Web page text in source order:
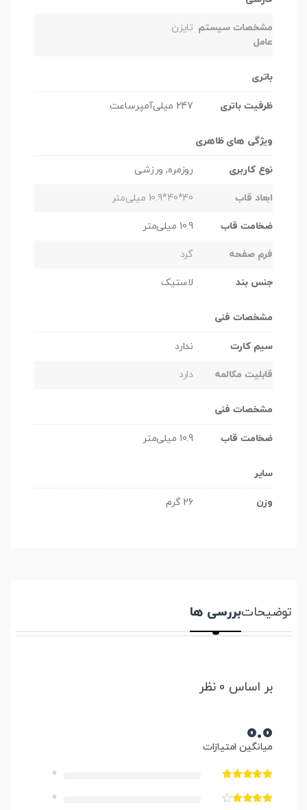
مشخصات سیستم
عامل
تایزن
باتری
ظرفیت باتری 247 میلی‌آمپرساعت
ویژگی های ظاهری
نوع کاربری روزمره, ورزشی
ابعاد قاب 40*40*10.9 میلی‌متر
ضخامت قاب 10.9 میلی‌متر
فرم صفحه گرد
جنس بند لاستیک
مشخصات فنی
سیم کارت ندارد
قابلیت مکالمه دارد
مشخصات فنی
ضخامت قاب 10.9 میلی‌متر
سایر
وزن 26 گرم
توضیحاتبررسی ها
بر اساس 0 نظر
0.0
میانگین امتیازات
0
0